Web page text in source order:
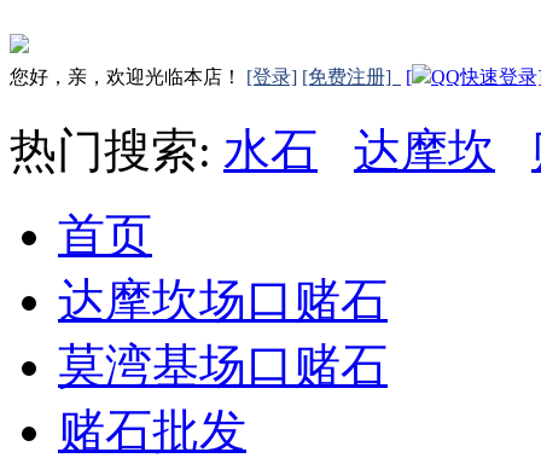
您好，亲，欢迎光临本店！ [登录] [免费注册] [ QQ快速登
热门搜索: 水石 达摩坎
首页
达摩坎场口赌石
莫湾基场口赌石
赌石批发